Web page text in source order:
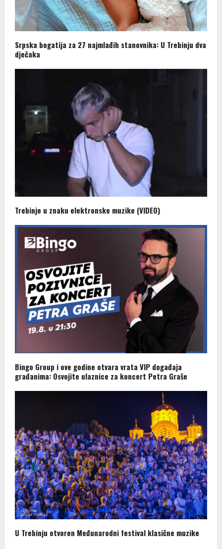
Srpska bogatija za 27 najmlađih stanovnika: U Trebinju dva
dječaka
Trebinje u znaku elektronske muzike (VIDEO)
Bingo Group i ove godine otvara vrata VIP događaja
građanima: Osvojite ulaznice za koncert Petra Graše
U Trebinju otvoren Međunarodni festival klasične muzike